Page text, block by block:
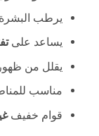
يرطب
يساعد على
يقلل من ظهور
مناسب
قوام خفيف